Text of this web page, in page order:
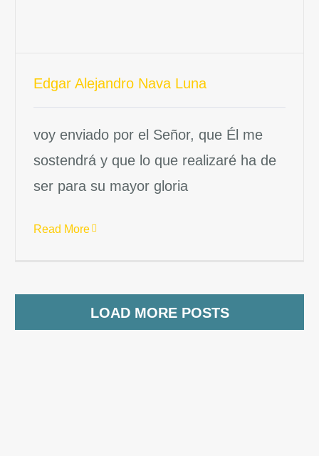
Edgar Alejandro Nava Luna
voy enviado por el Señor, que Él me
sostendrá y que lo que realizaré ha de
ser para su mayor gloria
Read More
LOAD MORE POSTS